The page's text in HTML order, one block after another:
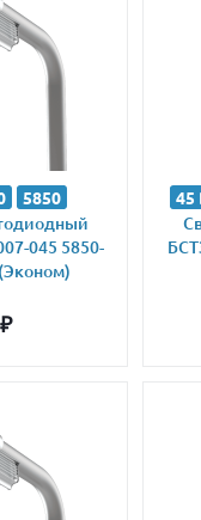
5850
045 5850-
45